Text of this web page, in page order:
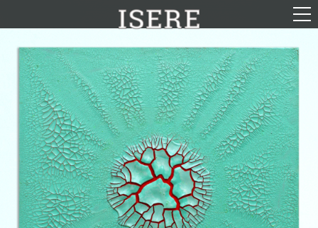
English (US)
Français
Portrait
Parcours
Galerie
Photomontages
Contact
Téléchargements